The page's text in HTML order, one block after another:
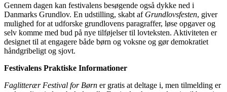
Gennem dagen kan festivalens besøgende også dykke ned i
Danmarks Grundlov. En udstilling, skabt af Grundlovsfesten, giver
mulighed for at udforske grundlovens paragraffer, løse opgaver og
selv komme med bud på nye tilføjelser til lovteksten. Aktiviteten er
designet til at engagere både børn og voksne og gør demokratiet
håndgribeligt og sjovt.
Festivalens Praktiske Informationer
Faglitterær Festival for Børn er gratis at deltage i, men tilmelding er